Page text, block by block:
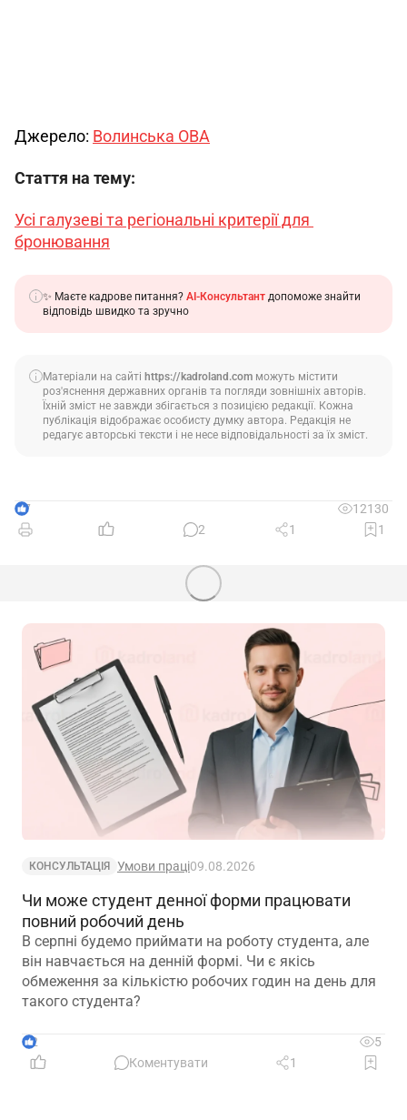
Джерело: Волинська ОВА
Стаття на тему:
Усі галузеві та регіональні критерії для
бронювання
✨ Маєте кадрове питання? AI-Консультант допоможе знайти
відповідь швидко та зручно
Матеріали на сайті https://kadroland.com можуть містити
роз'яснення державних органів та погляди зовнішніх авторів.
Їхній зміст не завжди збігається з позицією редакції. Кожна
публікація відображає особисту думку автора. Редакція не
редагує авторські тексти і не несе відповідальності за їх зміст.
7
12130
2
1 1
КОНСУЛЬТАЦІЯ Умови праці09.08.2026
Чи може студент денної форми працювати
повний робочий день
В серпні будемо приймати на роботу студента, але
він навчається на денній формі. Чи є якісь
обмеження за кількістю робочих годин на день для
такого студента?
2
5
Коментувати
1